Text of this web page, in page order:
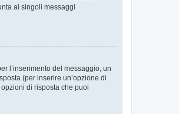
ai singoli messaggi
l’inserimento del messaggio, un
(per inserire un’opzione di
di risposta che puoi